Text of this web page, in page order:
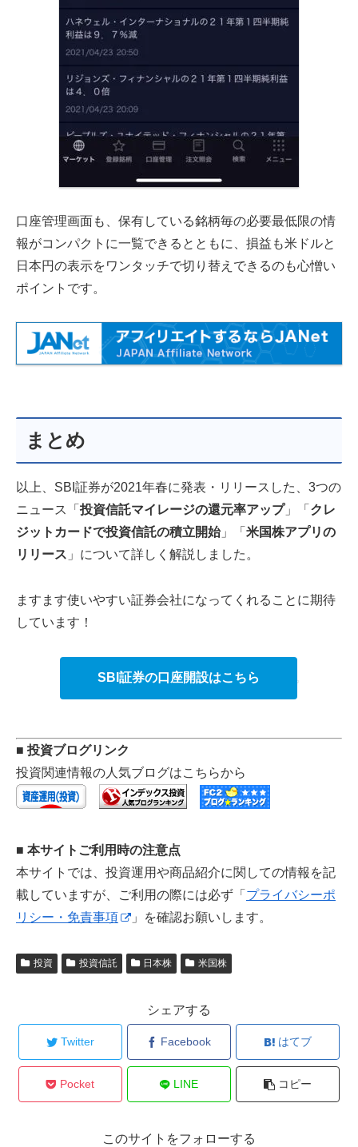
口座管理画面も、保有している銘柄毎の必要最低限の情
報がコンパクトに一覧できるとともに、損益も米ドルと
日本円の表示をワンタッチで切り替えできるのも心憎い
ポイントです。
まとめ
以上、SBI証券が2021年春に発表・リリースした、3つの
ニュース「 投資信託マイレージの還元率アップ」「 クレ
ジットカードで投資信託の積立開始」「 米国株アプリの
リリース 」について詳しく解説しました。
ますます使いやすい証券会社になってくれることに期待
しています！
SBI証券の口座開設はこちら
■ 投資ブログリンク
投資関連情報の人気ブログはこちらから
■ 本サイトご利用時の注意点
本サイトでは、投資運用や商品紹介に関しての情報を記
載していますが、ご利用の際には必ず「 プライバシーポ
リシー・免責事項
」を確認お願いします。
投資 投資信託 日本株 米国株
シェアする
Twitter Facebook はてブ
Pocket LINE コピー
このサイトをフォローする